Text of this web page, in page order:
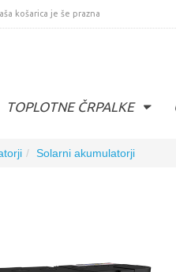
košarica je še prazna
TOPLOTNE ČRPALKE
Solarni akumulatorji